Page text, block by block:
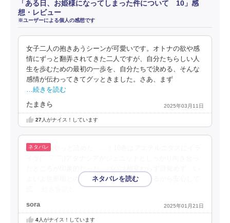
「ある日、お姫様になってしまった件について 10」感
想・レビュー
※ユーザーによる個人の感想です
女子二人の抱きあうシーンが可愛いです。オトナの欲や感
情にずっと翻弄されてきた二人ですが、自分たちらしい人
生を歩むための最初の一歩を、自分たちで決める、そんな
感情が伝わってきてグッときました。さあ、まず
…続きを読む
たまきら 2025年03月11日
27人がナイス！しています
よいよ世界樹とのシーン。完結まで読んでるから安心して
sora 2025年01月21日
4人がナイス！しています